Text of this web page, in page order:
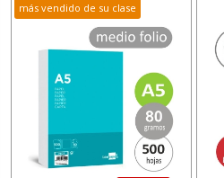
más vendido de su clase